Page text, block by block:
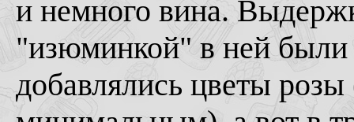
и немного вина.
"изюминкой" в ней
добавлялись цветы